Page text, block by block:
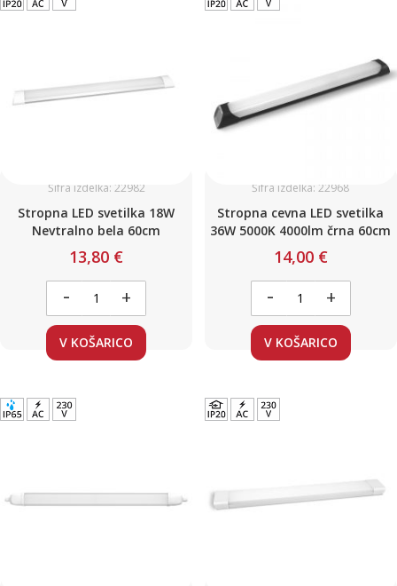
Šifra izdelka: 22982
Stropna LED svetilka 18W
Nevtralno bela 60cm
13,80 €
- +
V KOŠARICO
Šifra izdelka: 22968
Stropna cevna LED svetilka
36W 5000K 4000lm črna 60cm
14,00 €
- +
V KOŠARICO